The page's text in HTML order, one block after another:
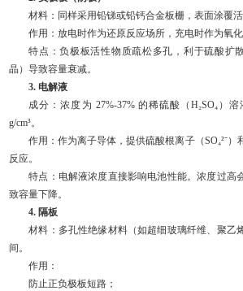
材料：同样采用铅锑或铅钙合金板栅，表面涂覆活
作用：放电时作为还原反应场所，充电时作为氧化
特点：负极板活性物质疏松多孔，利于硫酸扩
晶）导致容量衰减。
3. 电解液
成分：浓度为 27%-37% 的稀硫酸（H₂SO₄）
g/cm³。
作用：作为离子导体，提供硫酸根离子（SO₄²⁻）
反应。
特点：电解液浓度直接影响电池性能。浓度过高
致容量下降。
4. 隔板
材料：多孔性绝缘材料（如超细玻璃纤维、聚乙
间。
作用：
防止正负极板短路；